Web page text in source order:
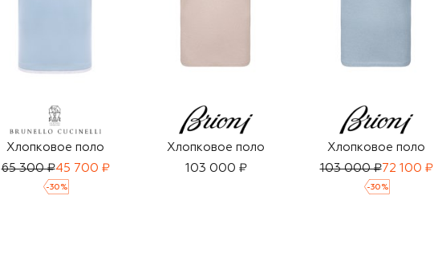
Хлопковое поло
65 300 ₽45 700 ₽
-30 %
Хлопковое поло
103 000 ₽
Хлопковое поло
103 000 ₽72 100 ₽
-30 %